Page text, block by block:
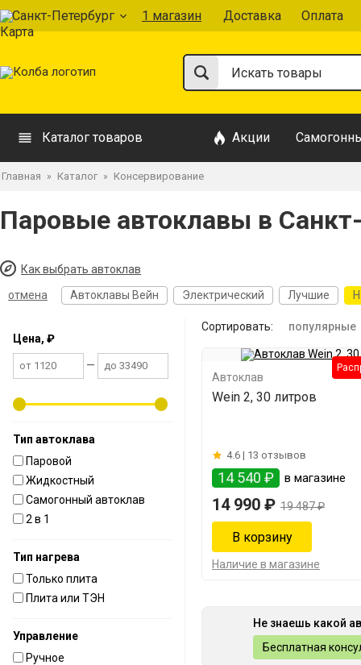
Санкт-Петербург 1 магазин Доставка Оплата
Каталог товаров Акции
Главная » Каталог » Консервирование
Паровые автоклавы в
Как выбрать автоклав
отмена
Автоклавы Вейн Электрический Лучшие
Цена, ₽
—
Тип автоклава
Паровой
Жидкостный
Самогонный автоклав
2 в 1
Тип нагрева
Только плита
Плита или ТЭН
Управление
Ручное
Сортировать: популярные
Автоклав
Wein 2, 30 литров
4.6 | 13 отзывов
14 540 ₽ в магазине
14 990 ₽ 19 487 ₽
Наличие в магазине
Не знаешь какой
Бесплатная